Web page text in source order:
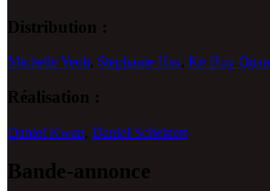
Distribution :
Michelle Yeoh Stephanie Hsu Ke Huy Quan
Réalisation :
Daniel Kwan Daniel Scheinert
Bande-annonce